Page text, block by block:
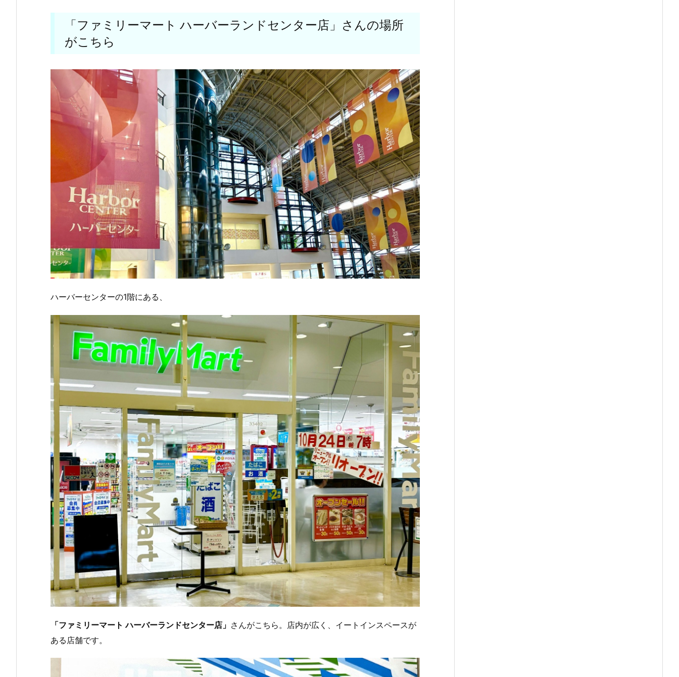
「ファミリーマート ハーバーランドセンター店」さんの場所
がこちら
ハーバーセンターの1階にある、
「ファミリーマート ハーバーランドセンター店」 さんがこちら。店内が広く、イートインスペースが
ある店舗です。